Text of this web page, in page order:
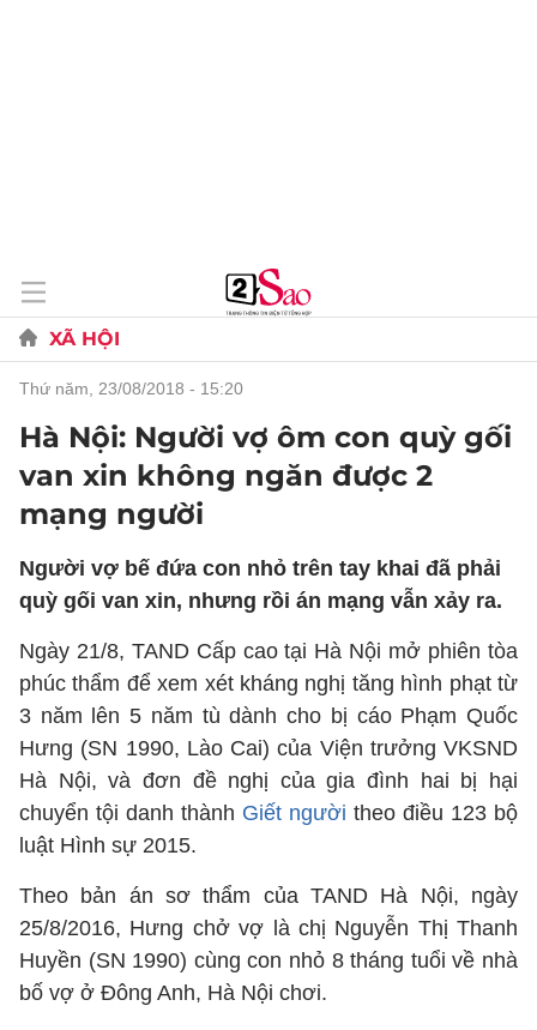
XÃ HỘI
thứ năm, 23/08/2018 - 15:20
Hà Nội: Người vợ ôm con quỳ gối
van xin không ngăn được 2
mạng người
Người vợ bế đứa con nhỏ trên tay khai đã phải
quỳ gối van xin, nhưng rồi án mạng vẫn xảy ra.
Ngày 21/8, TAND Cấp cao tại Hà Nội mở phiên tòa
phúc thẩm để xem xét kháng nghị tăng hình phạt từ
3 năm lên 5 năm tù dành cho bị cáo Phạm Quốc
Hưng (SN 1990, Lào Cai) của Viện trưởng VKSND
Hà Nội, và đơn đề nghị của gia đình hai bị hại
chuyển tội danh thành Giết người theo điều 123 bộ
luật Hình sự 2015.
Theo bản án sơ thẩm của TAND Hà Nội, ngày
25/8/2016, Hưng chở vợ là chị Nguyễn Thị Thanh
Huyền (SN 1990) cùng con nhỏ 8 tháng tuổi về nhà
bố vợ ở Đông Anh, Hà Nội chơi.